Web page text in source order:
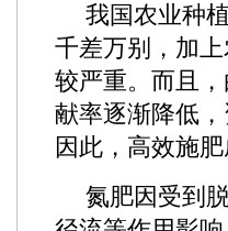
我国农业种
千差万别，加
较严重。而且
献率逐渐降低
因此，高效施肥
氮肥因受到